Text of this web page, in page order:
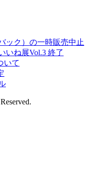
ック）の一時販売中止
ね展Vol.3 終了
いて